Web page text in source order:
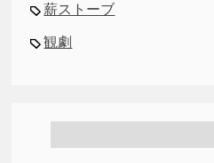
薪ストーブ
観劇